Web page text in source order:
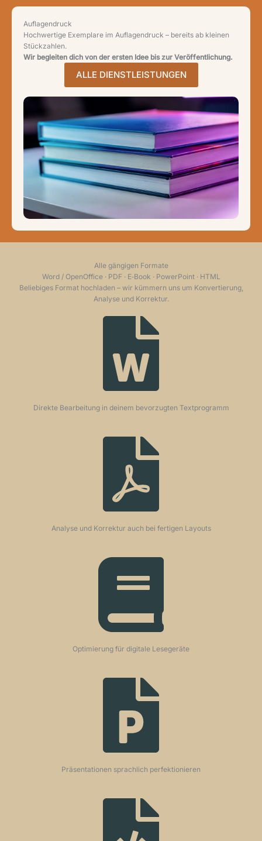
Auflagendruck
Hochwertige Exemplare im Auflagendruck – bereits ab kleinen
Stückzahlen.
Wir begleiten dich von der ersten Idee bis zur Veröffentlichung.
ALLE DIENSTLEISTUNGEN
Alle gängigen Formate
Word / OpenOffice · PDF · E‑Book · PowerPoint · HTML
Beliebiges Format hochladen – wir kümmern uns um Konvertierung,
Analyse und Korrektur.
Direkte Bearbeitung in deinem bevorzugten Textprogramm
Analyse und Korrektur auch bei fertigen Layouts
Optimierung für digitale Lesegeräte
Präsentationen sprachlich perfektionieren